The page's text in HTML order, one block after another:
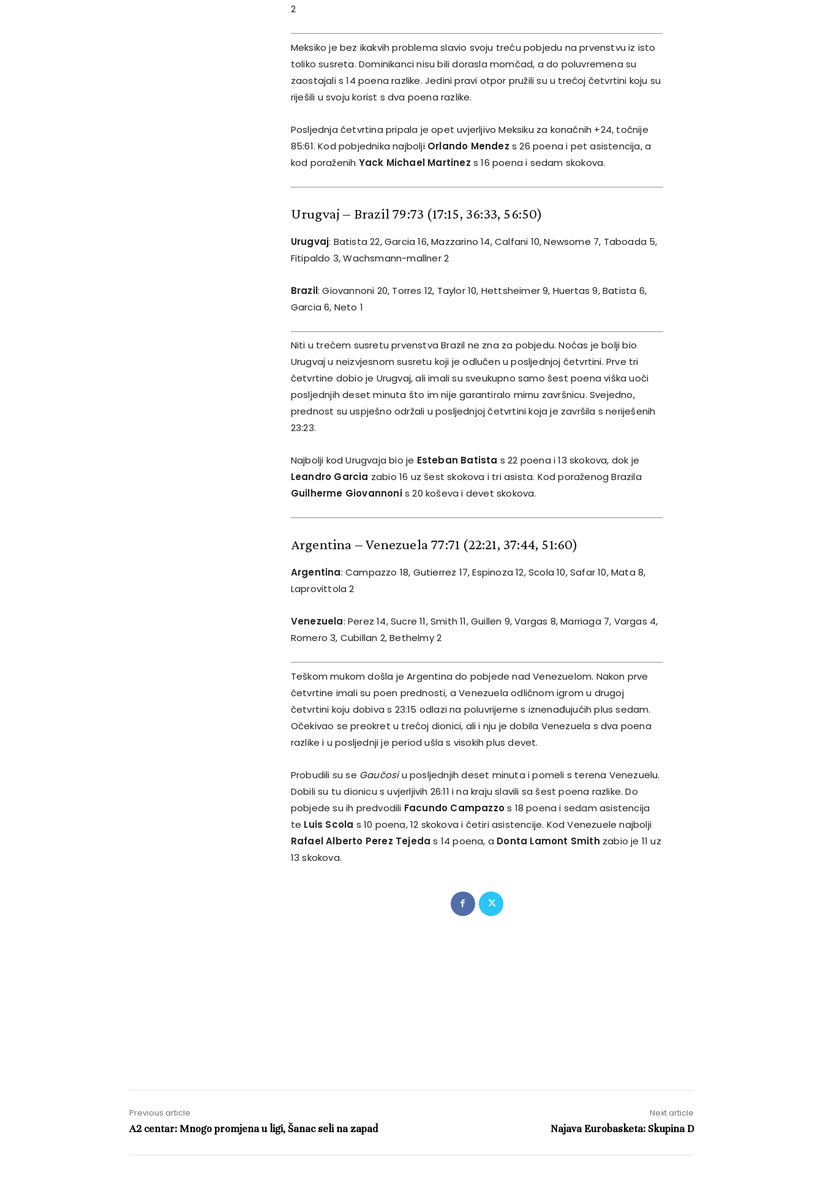
2
Meksiko je bez ikakvih problema slavio svoju treću pobjedu na prvenstvu iz isto
toliko susreta. Dominikanci nisu bili dorasla momčad, a do poluvremena su
zaostajali s 14 poena razlike. Jedini pravi otpor pružili su u trećoj četvrtini koju su
riješili u svoju korist s dva poena razlike.
Posljednja četvrtina pripala je opet uvjerljivo Meksiku za konačnih +24, točnije
85:61. Kod pobjednika najbolji Orlando Mendez s 26 poena i pet asistencija, a
kod poraženih Yack Michael Martinez s 16 poena i sedam skokova.
Urugvaj – Brazil 79:73 (17:15, 36:33, 56:50)
Urugvaj: Batista 22, Garcia 16, Mazzarino 14, Calfani 10, Newsome 7, Taboada 5,
Fitipaldo 3, Wachsmann-mallner 2
Brazil: Giovannoni 20, Torres 12, Taylor 10, Hettsheimer 9, Huertas 9, Batista 6,
Garcia 6, Neto 1
Niti u trećem susretu prvenstva Brazil ne zna za pobjedu. Noćas je bolji bio
Urugvaj u neizvjesnom susretu koji je odlučen u posljednjoj četvrtini. Prve tri
četvrtine dobio je Urugvaj, ali imali su sveukupno samo šest poena viška uoči
posljednjih deset minuta što im nije garantiralo mirnu završnicu. Svejedno,
prednost su uspješno održali u posljednjoj četvrtini koja je završila s neriješenih
23:23.
Najbolji kod Urugvaja bio je Esteban Batista s 22 poena i 13 skokova, dok je
Leandro Garcia zabio 16 uz šest skokova i tri asista. Kod poraženog Brazila
Guilherme Giovannonis 20 koševa i devet skokova.
Argentina – Venezuela 77:71 (22:21, 37:44, 51:60)
Argentina: Campazzo 18, Gutierrez 17, Espinoza 12, Scola 10, Safar 10, Mata 8,
Laprovittola 2
Venezuela: Perez 14, Sucre 11, Smith 11, Guillen 9, Vargas 8, Marriaga 7, Vargas 4,
Romero 3, Cubillan 2, Bethelmy 2
Teškom mukom došla je Argentina do pobjede nad Venezuelom. Nakon prve
četvrtine imali su poen prednosti, a Venezuela odličnom igrom u drugoj
četvrtini koju dobiva s 23:15 odlazi na poluvrijeme s iznenađujućih plus sedam.
Očekivao se preokret u trećoj dionici, ali i nju je dobila Venezuela s dva poena
razlike i u posljednji je period ušla s visokih plus devet.
Probudili su se Gaučosiu posljednjih deset minuta i pomeli s terena Venezuelu.
Dobili su tu dionicu s uvjerljivih 26:11 i na kraju slavili sa šest poena razlike. Do
pobjede su ih predvodili Facundo Campazzos 18 poena i sedam asistencija
te Luis Scola s 10 poena, 12 skokova i četiri asistencije. Kod Venezuele najbolji
Rafael Alberto Perez Tejeda s 14 poena, a Donta Lamont Smith zabio je 11 uz
13 skokova.
Previous article
A2 centar: Mnogo promjena u ligi, Šanac seli na zapad
Next article
Najava Eurobasketa: Skupina D